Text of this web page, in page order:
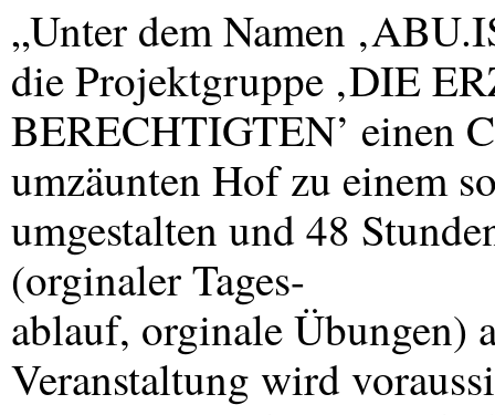
„Unter dem Namen ‚ABU.
die Projektgruppe ‚DIE
BERECHTIGTEN’ einen
umzäunten Hof zu einem
umgestalten und 48
(orginaler Tages-
ablauf, orginale Übungen)
Veranstaltung wird